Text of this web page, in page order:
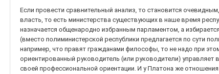
Если провести сравнительный анализ, то становится
власть, то есть министерства существующих в наше время
назначается общенародно избранным парламентом, а
(вместо полиминистерской республики предлагается по сути
например, что правят гражданами философы, то не надо при
ориентированный руководитель (или руководители)
своей профессиональной ориентации. И у Платона же